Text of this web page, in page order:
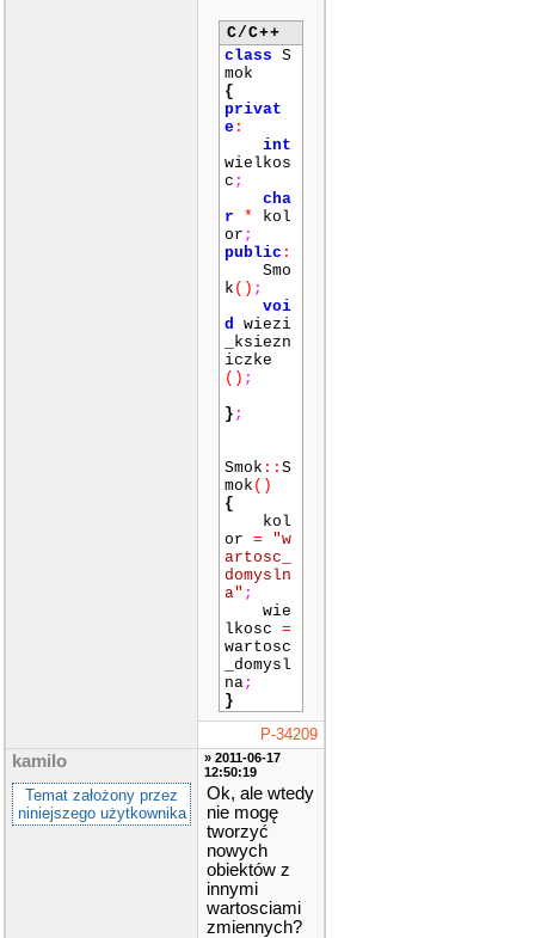
C/C++
class S
mok
{
privat
e :
int
wielkos
c ;
cha
r
*
kol
or ;
public :
Smo
k () ;
voi
d wiezi
_ksiezn
iczke
() ;
} ;
Smok :: S
mok ()
{
kol
or =
"w
artosc_
domysln
a" ;
wie
lkosc =
wartosc
_domysl
na;
}
P-34209
kamilo
Temat założony przez
niniejszego użytkownika
» 2011-06-17
12:50:19
Ok, ale wtedy
nie mogę
tworzyć
nowych
obiektów z
innymi
wartosciami
zmiennych?